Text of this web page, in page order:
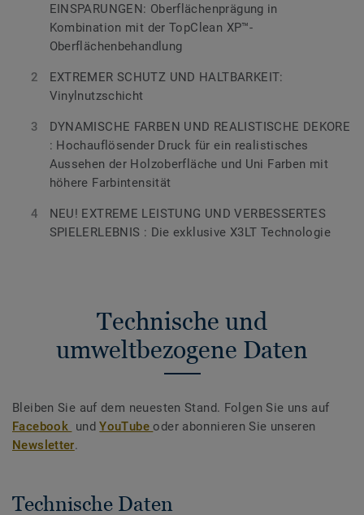
EINSPARUNGEN: Oberflächenprägung in
Kombination mit der TopClean XP™-
Oberflächenbehandlung
EXTREMER SCHUTZ UND HALTBARKEIT:
Vinylnutzschicht
DYNAMISCHE FARBEN UND REALISTISCHE DEKORE
: Hochauflösender Druck für ein realistisches
Aussehen der Holzoberfläche und Uni Farben mit
höhere Farbintensität
NEU! EXTREME LEISTUNG UND VERBESSERTES
SPIELERLEBNIS : Die exklusive X3LT Technologie
Technische und
umweltbezogene Daten
Bleiben Sie auf dem neuesten Stand. Folgen Sie uns auf
Facebook undYouTubeoder abonnieren Sie unseren
Newsletter.
Technische Daten